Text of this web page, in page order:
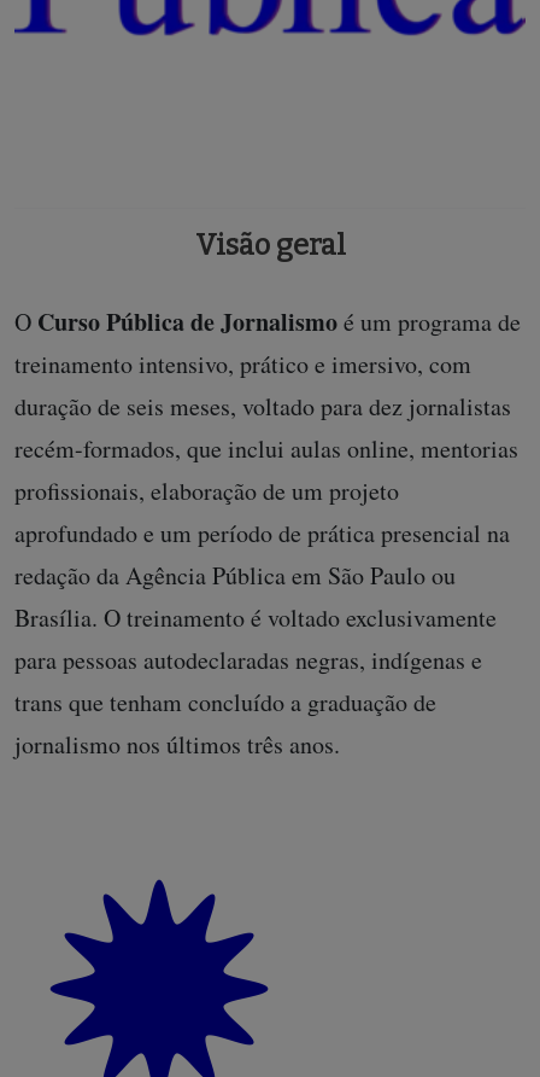
Visão geral
O Curso Pública de Jornalismoé um programa de
treinamento intensivo, prático e imersivo, com
duração de seis meses, voltado para dez jornalistas
recém-formados, que inclui aulas online, mentorias
profissionais, elaboração de um projeto
aprofundado e um período de prática presencial na
redação da Agência Pública em São Paulo ou
Brasília. O treinamento é voltado exclusivamente
para pessoas autodeclaradas negras, indígenas e
trans que tenham concluído a graduação de
jornalismo nos últimos três anos.